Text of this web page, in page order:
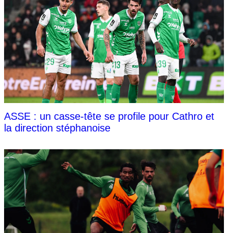
ASSE : un casse-tête se profile pour Cathro et
la direction stéphanoise